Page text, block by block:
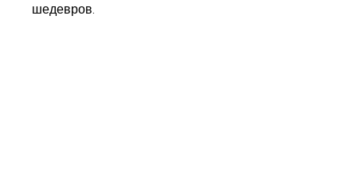
шедевров.